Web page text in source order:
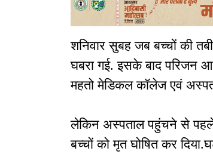
शनिवार सुबह जब बच्चों की
घबरा गई. इसके बाद परिजन
महतो मेडिकल कॉलेज एवं
लेकिन अस्पताल पहुंचने से पहले
बच्चों को मृत घोषित कर